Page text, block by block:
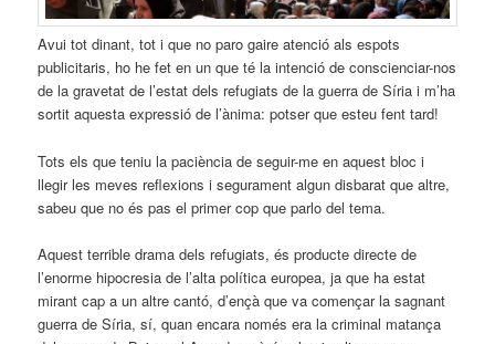
Avui tot dinant, tot i que no paro gaire atenció als espots
publicitaris, ho he fet en un que té la intenció de conscienciar-nos
de la gravetat de l’estat dels refugiats de la guerra de Síria i m’ha
sortit aquesta expressió de l’ànima: potser que esteu fent tard!
Tots els que teniu la paciència de seguir-me en aquest bloc i
llegir les meves reflexions i segurament algun disbarat que altre,
sabeu que no és pas el primer cop que parlo del tema.
Aquest terrible drama dels refugiats, és producte directe de
l’enorme hipocresia de l’alta política europea, ja que ha estat
mirant cap a un altre cantó, d’ençà que va començar la sagnant
guerra de Síria, sí, quan encara només era la criminal matança